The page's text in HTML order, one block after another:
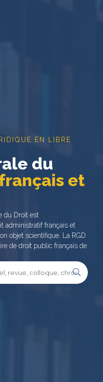
EN LIBRE
du
et
du Droit est
administratif français et
objet scientifique. La RGD
de droit public français de